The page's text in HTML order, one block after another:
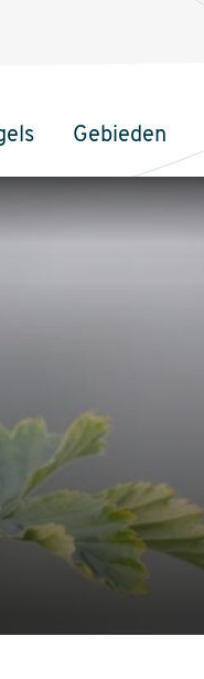
Gebieden